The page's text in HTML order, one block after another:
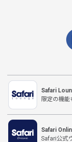
Safari
限定の機
Safari
Safari公式